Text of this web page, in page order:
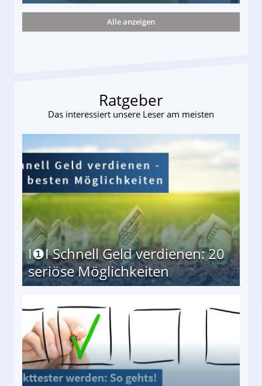
und wie viel?
Alle anzeigen
Ratgeber
Das interessiert unsere Leser am meisten
I❶I Schnell Geld verdienen: 20
seriöse Möglichkeiten